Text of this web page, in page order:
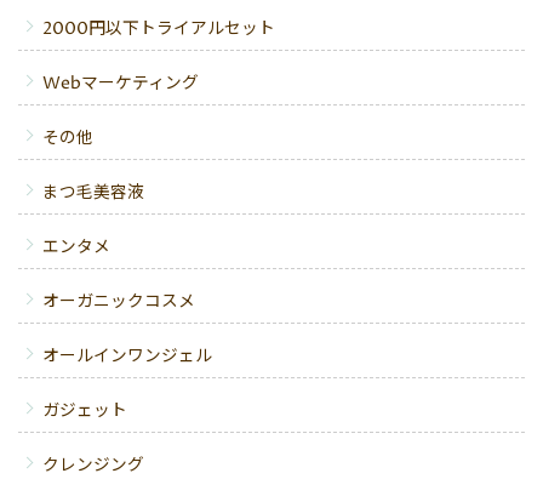
2000円以下トライアルセット
Webマーケティング
その他
まつ毛美容液
エンタメ
オーガニックコスメ
オールインワンジェル
ガジェット
クレンジング